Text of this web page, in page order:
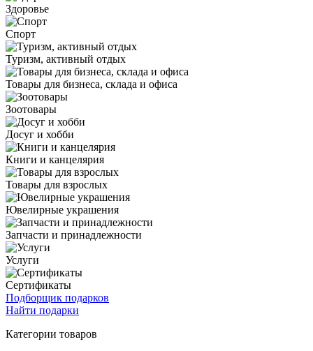
Здоровье
Спорт
Туризм, активный отдых
Товары для бизнеса, склада и офиса
Зоотовары
Досуг и хобби
Книги и канцелярия
Товары для взрослых
Ювелирные украшения
Запчасти и принадлежности
Услуги
Сертификаты
Подборщик подарков
Найти подарки
Категории товаров